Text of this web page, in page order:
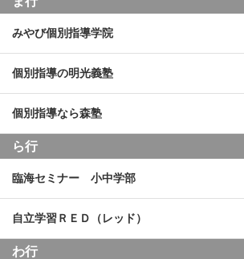
みやび個別指導学院
個別指導の明光義塾
個別指導なら森塾
ら行
臨海セミナー 小中学部
自立学習ＲＥＤ（レッド）
わ行